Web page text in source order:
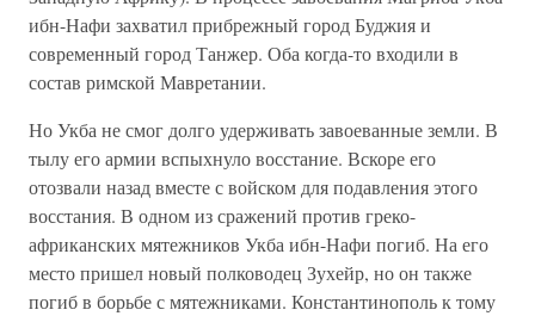
ибн-Нафи захватил прибрежный город Буджия и
современный город Танжер. Оба когда-то входили в
состав римской Мавретании.
Но Укба не смог долго удерживать завоеванные земли. В
тылу его армии вспыхнуло восстание. Вскоре его
отозвали назад вместе с войском для подавления этого
восстания. В одном из сражений против греко-
африканских мятежников Укба ибн-Нафи погиб. На его
место пришел новый полководец Зухейр, но он также
погиб в борьбе с мятежниками. Константинополь к тому